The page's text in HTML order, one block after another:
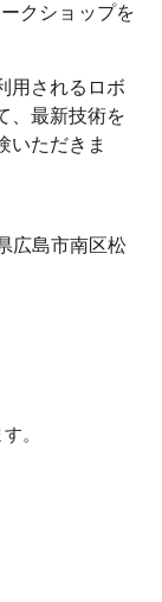
クショップを
用されるロボ
、最新技術を
いただきま
広島市南区松
。